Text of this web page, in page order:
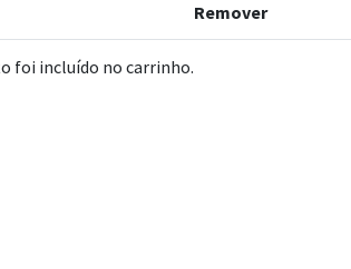
Remover
foi incluído no carrinho.